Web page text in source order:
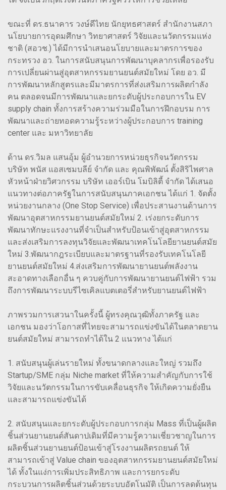
ขณะที่ ดร.ธนาคาร วงษ์ดีไทย นักยุทธศาสตร์ สำนักงานสภา
นโยบายการอุดมศึกษา วิทยาศาสตร์ วิจัยและนวัตกรรมแห่ง
ชาติ (สอวช.) ได้มีการนำเสนอนโยบายและมาตรการของ
กระทรวง อว. ในการสนับสนุนการพัฒนาบุคลากรเพื่อรองรับ
การเปลี่ยนผ่านสู่อุตสาหกรรมยานยนต์สมัยใหม่ โดย อว. มี
การพัฒนาหลักสูตรและมีมาตรการที่ส่งเสริมการผลิตกำลัง
คน ตลอดจนมีการพัฒนาและยกระดับผู้ประกอบการใน EV
supply chain ทั้งการสร้างความร่วมมือในการฝึกอบรม การ
พัฒนาและถ่ายทอดความรู้ระหว่างผู้ประกอบการ training
center และ มหาวิทยาลัย
ด้าน ดร.วิมล แสนอุ้ม ผู้อำนวยการหน่วยธุรกิจนวัตกรรม
บริษัท พนัส แอสเซมบลีย์ จำกัด และ คุณพิพัฒน์ ตั้งสิริไพศาล
หัวหน้าฝ่ายวิศวกรรม บริษัท เออร์เบิน โมบิลิตี้ จำกัด ได้เสนอ
แนวทางต่อภาครัฐในการสนับสนุนภาคเอกชน ได้แก่ 1. จัดตั้ง
หน่วยงานกลาง (One Stop Service) เพื่อประสานงานด้านการ
พัฒนาอุตสาหกรรมยานยนต์สมัยใหม่ 2. เร่งยกระดับการ
พัฒนาทักษะแรงงานที่จำเป็นสำหรับป้อนเข้าสู่อุตสาหกรรม
และส่งเสริมการลงทุนวิจัยและพัฒนาเทคโนโลยียานยนต์สมัย
ใหม่ 3.พัฒนากฎระเบียบและมาตรฐานที่รองรับเทคโนโลยี
ยานยนต์สมัยใหม่ 4.ส่งเสริมการพัฒนายานยนต์พลังงาน
สะอาดทางเลือกอื่น ๆ ควบคู่กับการพัฒนายานยนต์ไฟฟ้า รวม
ถึงการพัฒนาระบบรีไซเคิลแบตเตอรี่สำหรับยานยนต์ไฟฟ้า
ภาพรวมการเสวนาในครั้งนี้ ผู้ทรงคุณวุฒิทั้งภาครัฐ และ
เอกชน มองว่าโอกาสที่ไทยจะสามารถแข่งขันได้ในตลาดยาน
ยนต์สมัยใหม่ สามารถทำได้ใน 2 แนวทาง ได้แก่
1. สนับสนุนผู้เล่นรายใหม่ ทั้งขนาดกลางและใหญ่ รวมถึง
Startup/SME กลุ่ม Niche market ที่ให้ความสำคัญกับการใช้
วิจัยและนวัตกรรมในการขับเคลื่อนธุรกิจ ให้เกิดความยั่งยืน
และสามารถแข่งขันได้
2. สนับสนุนและยกระดับผู้ประกอบการกลุ่ม Mass ที่เป็นผู้ผลิต
ชิ้นส่วนยานยนต์สันดาปเดิมที่มีความรู้ความเชี่ยวชาญในการ
ผลิตชิ้นส่วนยานยนต์ป้อนเข้าสู่โรงงานผลิตรถยนต์ ให้
สามารถเข้าสู่ Value chain ของอุตสาหกรรมยานยนต์สมัยใหม่
ได้ ทั้งในแง่การเพิ่มประสิทธิภาพ และการยกระดับ
กระบวนการผลิตชิ้นส่วนด้วยระบบอัตโนมัติ เป็นการลดต้นทุน